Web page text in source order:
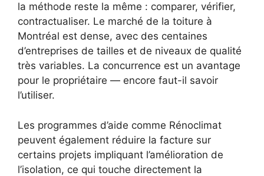
la méthode reste la même : comparer, vérifier,
contractualiser. Le marché de la toiture à
Montréal est dense, avec des centaines
d’entreprises de tailles et de niveaux de qualité
très variables. La concurrence est un avantage
pour le propriétaire — encore faut-il savoir
l’utiliser.
Les programmes d’aide comme Rénoclimat
peuvent également réduire la facture sur
certains projets impliquant l’amélioration de
l’isolation, ce qui touche directement la